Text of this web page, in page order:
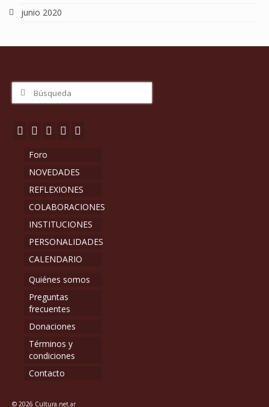
junio 2020
Buscar
por:
Foro
NOVEDADES
REFLEXIONES
COLABORACIONES
INSTITUCIONES
PERSONALIDADES
CALENDARIO
Quiénes somos
Preguntas
frecuentes
Donaciones
Términos y
condiciones
Contacto
© 2026 Cultura.net.ar